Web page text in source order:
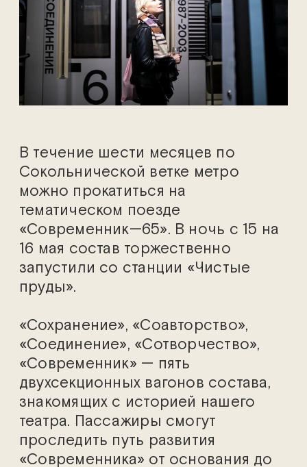
В течение шести месяцев по
Сокольнической ветке метро
можно прокатиться на
тематическом поезде
«Современник—65». В ночь с 15 на
16 мая состав торжественно
запустили со станции «Чистые
пруды».
«Сохранение», «Соавторство»,
«Соединение», «Сотворчество»,
«Современник» — пять
двухсекционных вагонов состава,
знакомящих с историей нашего
театра. Пассажиры смогут
проследить путь развития
«Современника» от основания до